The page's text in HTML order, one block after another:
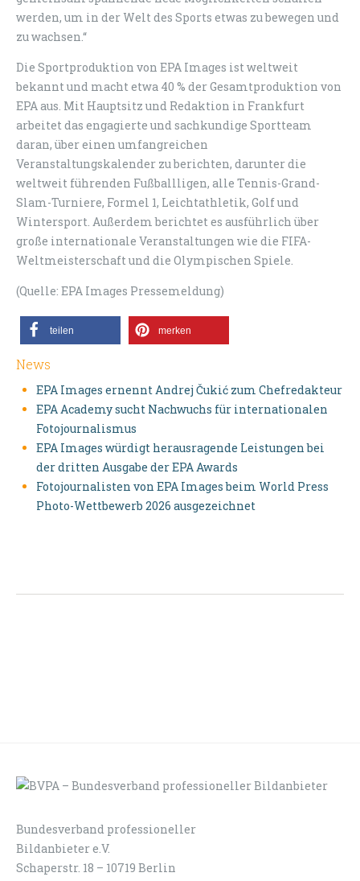
werden, um in der Welt des Sports etwas zu bewegen und
zu wachsen.“
Die Sportproduktion von EPA Images ist weltweit
bekannt und macht etwa 40 % der Gesamtproduktion von
EPA aus. Mit Hauptsitz und Redaktion in Frankfurt
arbeitet das engagierte und sachkundige Sportteam
daran, über einen umfangreichen
Veranstaltungskalender zu berichten, darunter die
weltweit führenden Fußballligen, alle Tennis-Grand-
Slam-Turniere, Formel 1, Leichtathletik, Golf und
Wintersport. Außerdem berichtet es ausführlich über
große internationale Veranstaltungen wie die FIFA-
Weltmeisterschaft und die Olympischen Spiele.
(Quelle: EPA Images Pressemeldung)
teilen merken
News
EPA Images ernennt Andrej Čukić zum Chefredakteur
EPA Academy sucht Nachwuchs für internationalen
Fotojournalismus
EPA Images würdigt herausragende Leistungen bei
der dritten Ausgabe der EPA Awards
Fotojournalisten von EPA Images beim World Press
Photo-Wettbewerb 2026 ausgezeichnet
Bundesverband professioneller
Bildanbieter e.V.
Schaperstr. 18 – 10719 Berlin